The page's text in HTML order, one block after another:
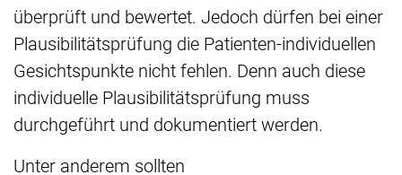
überprüft und bewertet. Jedoch dürfen bei einer
Plausibilitätsprüfung die Patienten-individuellen
Gesichtspunkte nicht fehlen. Denn auch diese
individuelle Plausibilitätsprüfung muss
durchgeführt und dokumentiert werden.
Unter anderem sollten